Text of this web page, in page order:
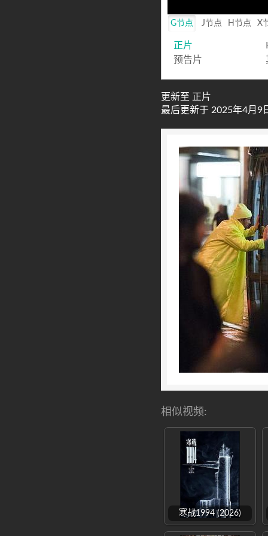
G节点 J节点 H节点 X
正片
预告片
更新至 正片
最后更新于 2025年4月9
相似视频:
寒战1994 (2026)